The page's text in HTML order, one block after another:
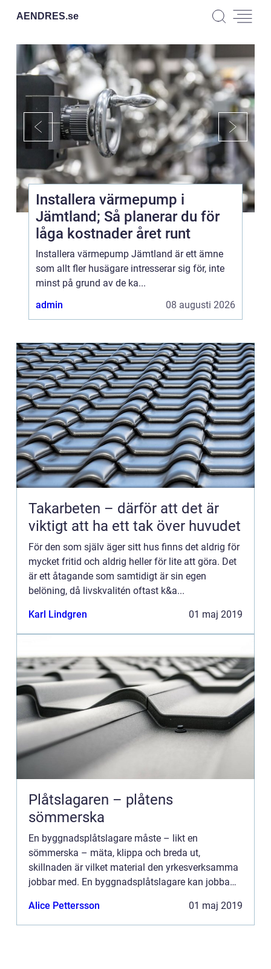
AENDRES.se
Installera värmepump i
Jämtland; Så planerar du för
låga kostnader året runt
Installera värmepump Jämtland är ett ämne
som allt fler husägare intresserar sig för, inte
minst på grund av de ka...
admin
08 augusti 2026
Takarbeten – därför att det är
viktigt att ha ett tak över huvudet
För den som själv äger sitt hus finns det aldrig för
mycket fritid och aldrig heller för lite att göra. Det
är ett åtagande som samtidigt är sin egen
belöning, då livskvalitén oftast k&a...
Karl Lindgren 01 maj 2019
Plåtslagaren – plåtens
sömmerska
En byggnadsplåtslagare måste – likt en
sömmerska – mäta, klippa och breda ut,
skillnaden är vilket material den yrkesverksamma
jobbar med. En byggnadsplåtslagare kan jobba
Alice Pettersson 01 maj 2019